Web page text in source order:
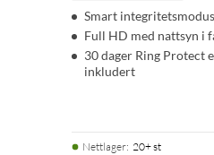
Personvern og enkel
Et avtakbart linsedeksel lar deg
i appen. Kameraet kobles til via
Spesifikasjoner
Smart integritetsmodus
Full HD med nattsyn i
30 dager Ring Protect
inkludert
Nettlager: 20+ st